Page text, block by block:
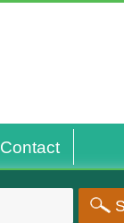
Contact